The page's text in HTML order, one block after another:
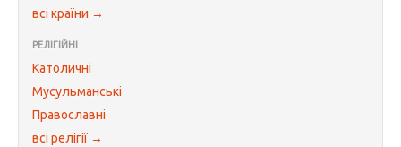
всі країни →
РЕЛІГІЙНІ
Католичні
Мусульманські
Православні
всі релігії →